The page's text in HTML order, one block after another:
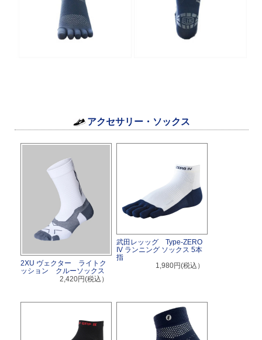
アクセサリー・ソックス
2XU ヴェクター ライトク
ッション クルーソックス
2,420円(税込）
武田レッッグ Type-ZERO
IV ランニング ソックス 5本
指
1,980円(税込）